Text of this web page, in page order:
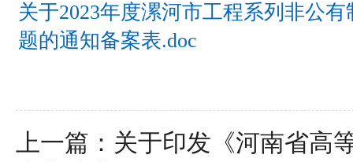
关于2023年度漯河市工程系列非公
题的通知备案表.doc
上一篇： 关于印发《河南省高